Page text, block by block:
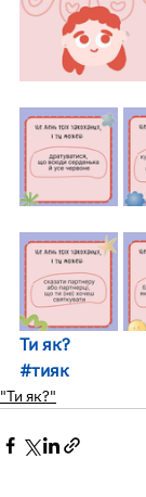
Ти як?
#тияк
"Ти як?"